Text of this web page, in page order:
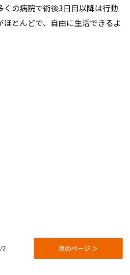
の病院で術後3日目以降は行動
とんどで、自由に生活できるよ
2 次のページ ＞